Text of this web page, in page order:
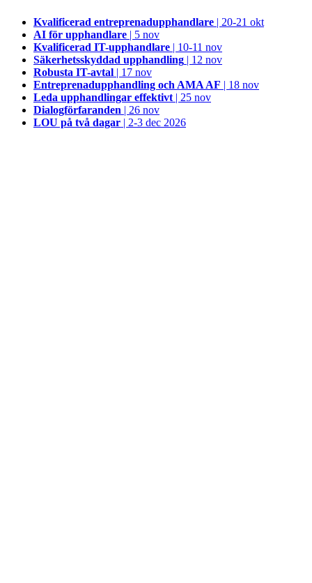
Kvalificerad entreprenad­upphandlare | 20-21 okt
AI för upphandlare | 5 nov
Kvalificerad IT-upphandlare | 10-11 nov
Säkerhetsskyddad upphandling | 12 nov
Robusta IT-avtal | 17 nov
Entreprenadupphandling och AMA AF | 18 nov
Leda upphandlingar effektivt | 25 nov
Dialogförfaranden | 26 nov
LOU på två dagar | 2-3 dec 2026